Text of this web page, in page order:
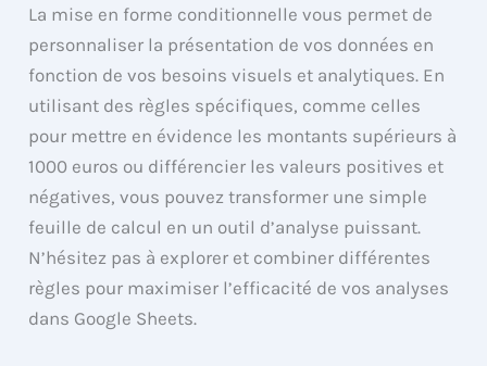
La mise en forme conditionnelle vous permet de
personnaliser la présentation de vos données en
fonction de vos besoins visuels et analytiques. En
utilisant des règles spécifiques, comme celles
pour mettre en évidence les montants supérieurs à
1000 euros ou différencier les valeurs positives et
négatives, vous pouvez transformer une simple
feuille de calcul en un outil d’analyse puissant.
N’hésitez pas à explorer et combiner différentes
règles pour maximiser l’efficacité de vos analyses
dans Google Sheets.